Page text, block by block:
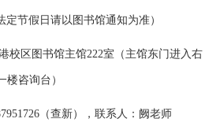
定节假日请以图书馆通知为准）
校区图书馆主馆222室（主馆东门进入右
楼咨询台）
（查新），联系人：阙老师